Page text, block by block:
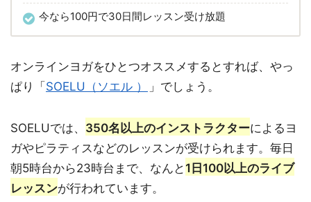
今なら100円で30日間レッスン受け放題
オンラインヨガをひとつオススメするとすれば、やっ
ぱり「 SOELU（ソエル ） 」でしょう。
SOELUでは、 350名以上のインストラクターによるヨ
ガやピラティスなどのレッスンが受けられます。毎日
朝5時台から23時台まで、なんと 1日100以上のライブ
レッスンが行われています。